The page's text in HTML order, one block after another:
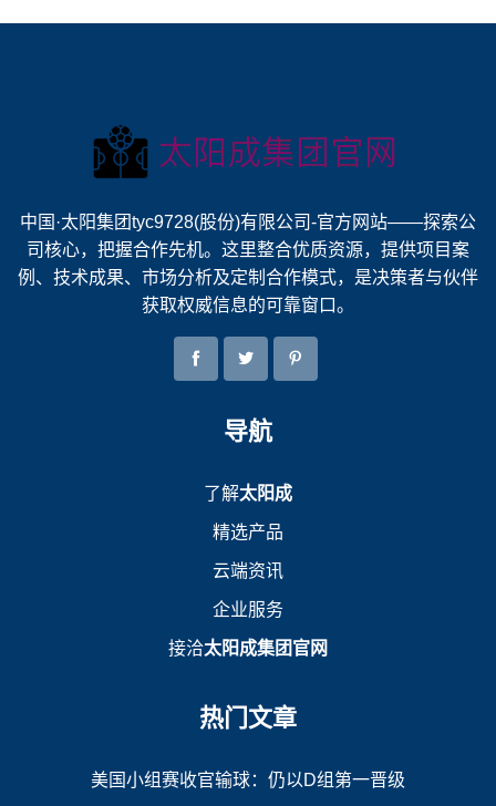
中国·太阳集团tyc9728(股份)有限公司-官方网站——探索公
司核心，把握合作先机。这里整合优质资源，提供项目案
例、技术成果、市场分析及定制合作模式，是决策者与伙伴
获取权威信息的可靠窗口。
导航
了解太阳成
精选产品
云端资讯
企业服务
接洽太阳成集团官网
热门文章
美国小组赛收官输球：仍以D组第一晋级